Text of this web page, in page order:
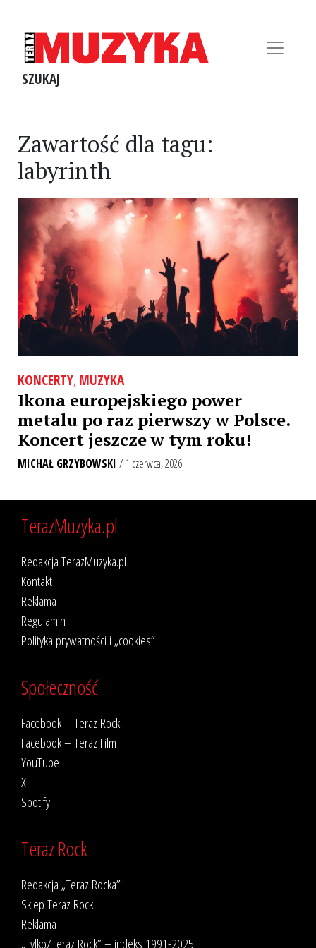
SZUKAJ
Zawartość dla tagu:
labyrinth
KONCERTY, MUZYKA
Ikona europejskiego power
metalu po raz pierwszy w Polsce.
Koncert jeszcze w tym roku!
MICHAŁ GRZYBOWSKI / 1 czerwca, 2026
TerazMuzyka.pl
Redakcja TerazMuzyka.pl
Kontakt
Reklama
Regulamin
Polityka prywatności i „cookies”
Społeczność
Facebook – Teraz Rock
Facebook – Teraz Film
YouTube
X
Spotify
Teraz Rock
Redakcja „Teraz Rocka”
Sklep Teraz Rock
Reklama
„Tylko/Teraz Rock” – indeks 1991-2025